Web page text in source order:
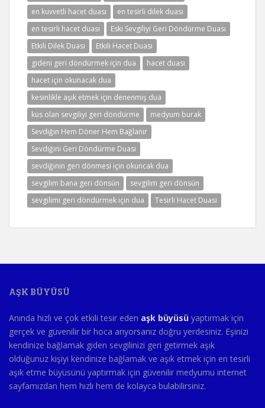
en kuvvetli hacet duası
en tesirli dilek duası
en tesirli hacet duası
Eski Sevgiliyi Geri Döndürme Duası
Etkili Dilek Duası
Etkili Hacet Duası
gideni geri döndürmek için dua
hacet duası
hacet için okunacak dua
kesinlikle aşık etmek için denenmiş dua
küs olan sevgiliyi geri döndürme
medyum burak
Sevdiğin Hem Döner Hem Bağlanır
Sevdiğini Geri Döndürme Duası
sevdiğinin geri dönmesi için okuncak dua
sevgilim bana geri dönsün
sevgilim geri dönsün
sevgilimi geri döndürmek için dua
Tesirli Hacet Duası
AŞK BÜYÜSÜ
Anında hızlı ve çok etkili tesir eden aşk büyüsü yaptırmak için
gerçek ve güvenilir bir hoca arıyorsanız doğru yerdesiniz. Eşinizi
kendinize bağlamak giden sevgilinizi geri getirmek aşık
olduğunuz kişiyi kendinize bağlamak ve aşık etmek için en tesirli
aşık etme büyüsünü yaptırmak için güvenilir medyumu internet
sayfamızdan hem hızlı hem de kolayca bulabilirsiniz.